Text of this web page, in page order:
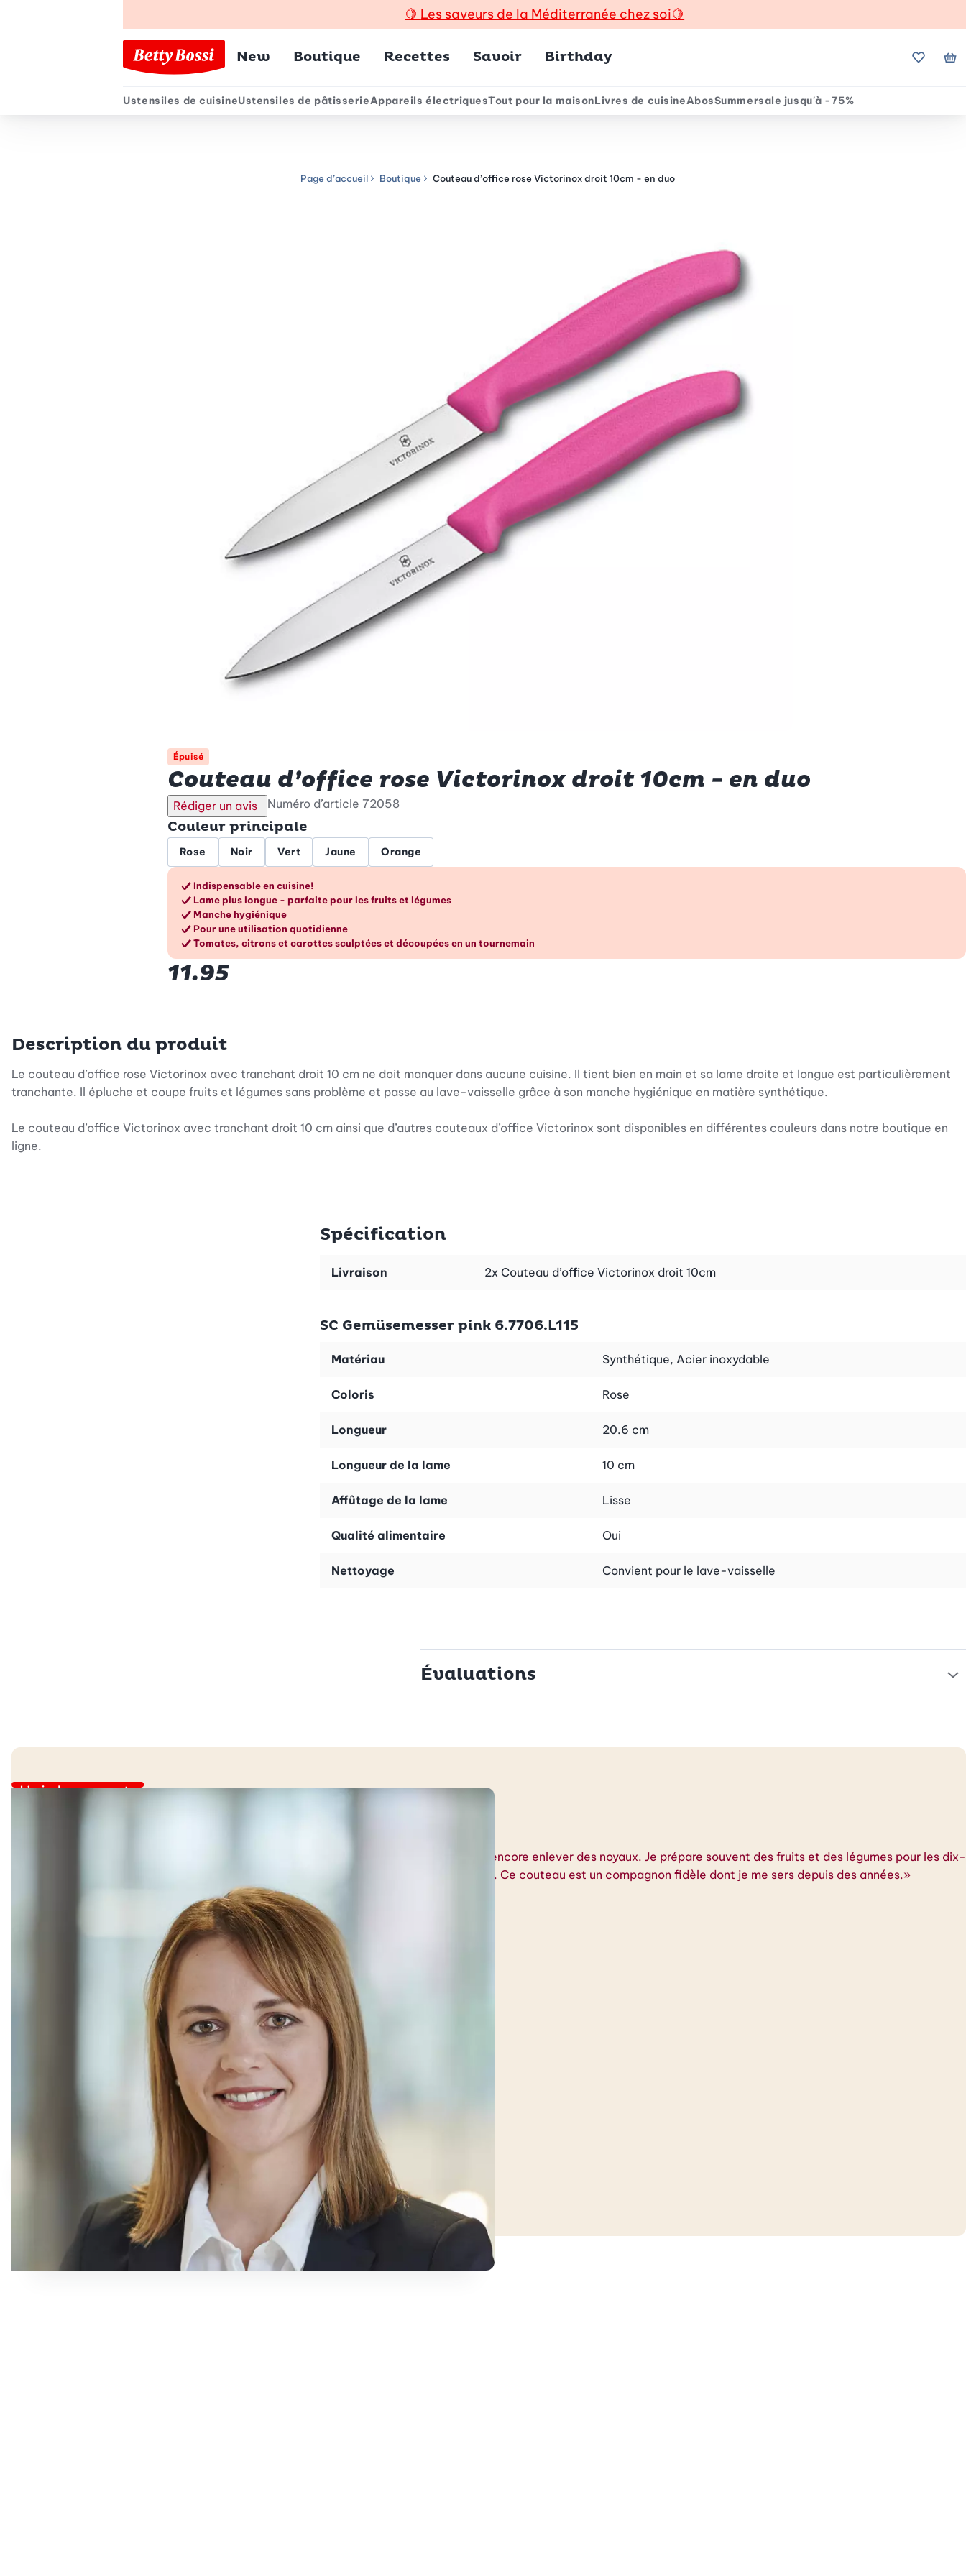
🍋 Les saveurs de la Méditerranée chez soi🍋
Menu principal
New Boutique Recettes Savoir Birthday Mes
Menu secondaire
Ustensiles de cuisineUstensiles de pâtisserieAppareils électriquesTout pour la maisonLivres de cuisineAbosSummersale jusqu'à -75%
Page d’accueil Boutique Couteau d’office rose Victorinox droit 10cm - en duo
Épuisé
Couteau d’office rose Victorinox droit 10cm - en duo
Rédiger un avis Numéro d’article 72058
Couleur principale
Rose Noir Vert Jaune Orange
Les avantages en un coup d’œil
Indispensable en cuisine!
Lame plus longue - parfaite pour les fruits et légumes
Manche hygiénique
Pour une utilisation quotidienne
Tomates, citrons et carottes sculptées et découpées en un tournemain
11.95
Description du produit
Le couteau d’office rose Victorinox avec tranchant droit 10 cm ne doit manquer dans aucune cuisine. Il tient bien en main et sa lame droite et longue est particulièrement
tranchante. Il épluche et coupe fruits et légumes sans problème et passe au lave-vaisselle grâce à son manche hygiénique en matière synthétique.
Le couteau d’office Victorinox avec tranchant droit 10 cm ainsi que d’autres couteaux d’office Victorinox sont disponibles en différentes couleurs dans notre boutique en
ligne.
Spécification
Livraison 2x Couteau d’office Victorinox droit 10cm
SC Gemüsemesser pink 6.7706.L115
Matériau Synthétique, Acier inoxydable
Coloris Rose
Longueur 20.6 cm
Longueur de la lame 10 cm
Affûtage de la lame Lisse
Qualité alimentaire Oui
Nettoyage Convient pour le lave-vaisselle
Évaluations
L’avis de nos experts
Un must dans chaque cuisine
«Ce couteau est un multitalent: je l’utilise pour couper, éplucher, retirer des pépins ou encore enlever des noyaux. Je prépare souvent des fruits et des légumes pour les dix-
heures de mes enfants, qui apprécient les collations croquantes et joliment présentées. Ce couteau est un compagnon fidèle dont je me sers depuis des années.»
responsable projets et coopérations